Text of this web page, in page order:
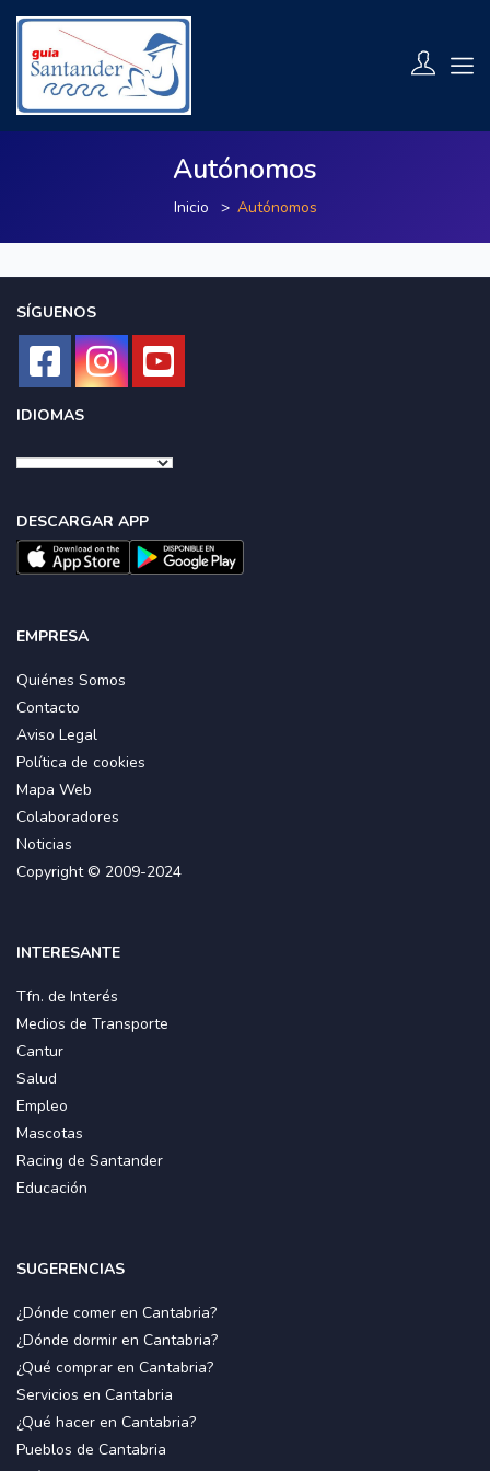
Autónomos
Inicio Autónomos
SÍGUENOS
IDIOMAS
DESCARGAR APP
EMPRESA
Quiénes Somos
Contacto
Aviso Legal
Política de cookies
Mapa Web
Colaboradores
Noticias
Copyright © 2009-2024
INTERESANTE
Tfn. de Interés
Medios de Transporte
Cantur
Salud
Empleo
Mascotas
Racing de Santander
Educación
SUGERENCIAS
¿Dónde comer en Cantabria?
¿Dónde dormir en Cantabria?
¿Qué comprar en Cantabria?
Servicios en Cantabria
¿Qué hacer en Cantabria?
Pueblos de Cantabria